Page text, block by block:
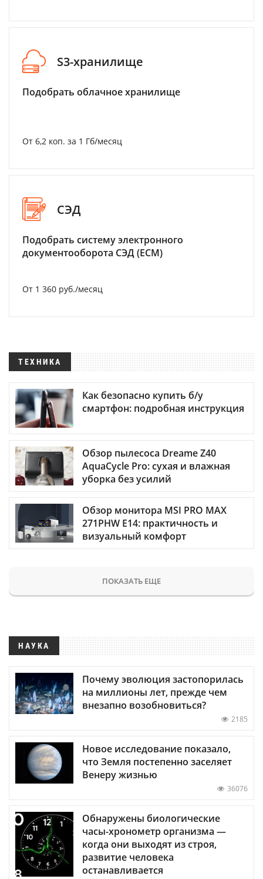
S3-хранилище
Подобрать облачное хранилище
От 6,2 коп. за 1 Гб/месяц
СЭД
Подобрать систему электронного
документооборота СЭД (ECM)
От 1 360 руб./месяц
ТЕХНИКА
Как безопасно купить б/у
смартфон: подробная инструкция
Обзор пылесоса Dreame Z40
AquaCycle Pro: сухая и влажная
уборка без усилий
Обзор монитора MSI PRO MAX
271PHW E14: практичность и
визуальный комфорт
ПОКАЗАТЬ ЕЩЕ
НАУКА
Почему эволюция застопорилась
на миллионы лет, прежде чем
внезапно возобновиться?
2185
Новое исследование показало,
что Земля постепенно заселяет
Венеру жизнью
36076
Обнаружены биологические
часы-хронометр организма —
когда они выходят из строя,
развитие человека
останавливается